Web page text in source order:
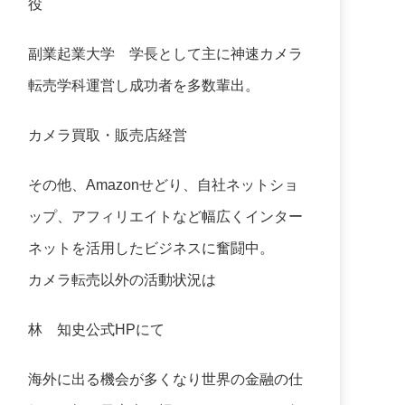
役
副業起業大学 学長として主に神速カメラ
転売学科運営し成功者を多数輩出。
カメラ買取・販売店経営
その他、Amazonせどり、自社ネットショ
ップ、アフィリエイトなど幅広くインター
ネットを活用したビジネスに奮闘中。
カメラ転売以外の活動状況は
林 知史公式HPにて
海外に出る機会が多くなり世界の金融の仕